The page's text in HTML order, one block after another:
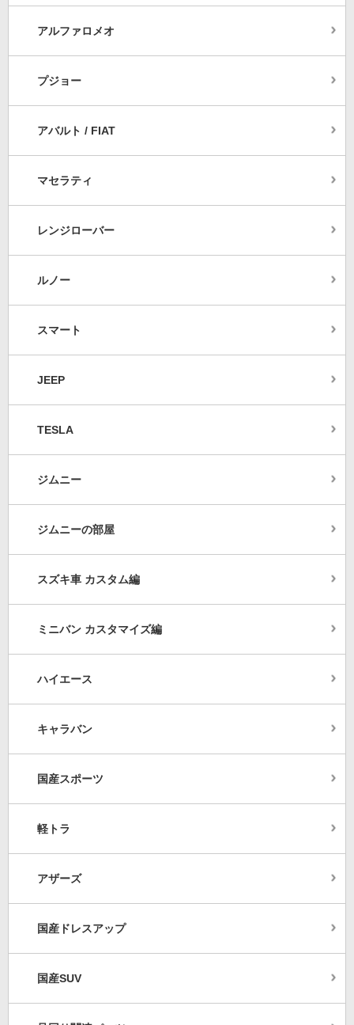
アルファロメオ
プジョー
アバルト / FIAT
マセラティ
レンジローバー
ルノー
スマート
JEEP
TESLA
ジムニー
ジムニーの部屋
スズキ車 カスタム編
ミニバン カスタマイズ編
ハイエース
キャラバン
国産スポーツ
軽トラ
アザーズ
国産ドレスアップ
国産SUV